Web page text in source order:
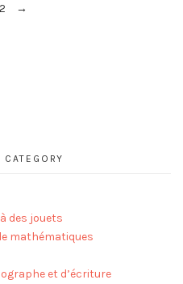
2 →
CATEGORY
des jouets
mathématiques
et d’écriture